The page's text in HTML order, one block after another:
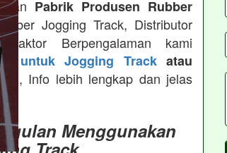
Pabrik Produsen Rubber
Jogging Track, Distributor
Berpengalaman kami
untuk Jogging Trackatau
, Info lebih lengkap dan jelas
Menggunakan